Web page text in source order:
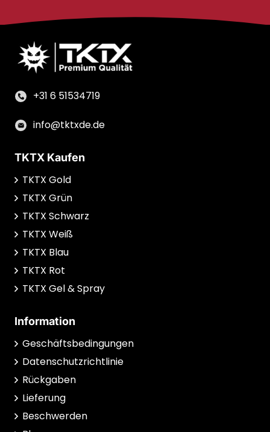
+31 6 51534719
info@tktxde.de
TKTX Kaufen
TKTX Gold
TKTX Grün
TKTX Schwarz
TKTX Weiß
TKTX Blau
TKTX Rot
TKTX Gel & Spray
Information
Geschäftsbedingungen
Datenschutzrichtlinie
Rückgaben
Lieferung
Beschwerden